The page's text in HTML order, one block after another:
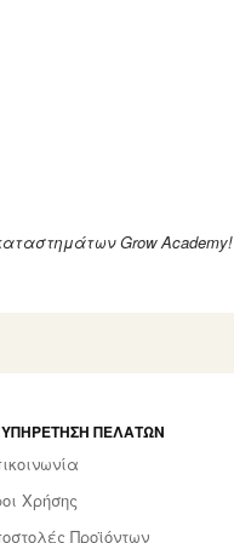
Grow Academy!
ΠΕΛΑΤΏΝ
Χρήσης
Προϊόντων